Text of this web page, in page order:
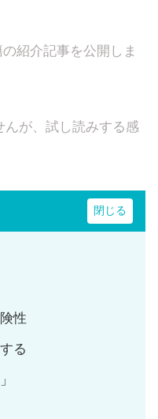
紹介記事を公開しま
が、試し読みする感
性
る